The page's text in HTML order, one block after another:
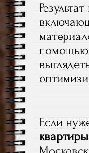
помощью
Если
квартиры